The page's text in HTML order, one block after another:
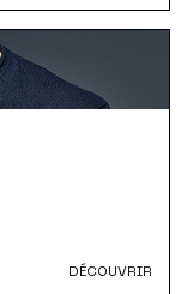
DÉCOUVRIR